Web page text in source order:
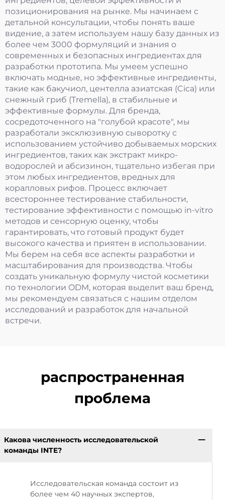
позиционирования на рынке. Мы начинаем с
детальной консультации, чтобы понять ваше
видение, а затем используем нашу базу данных из
более чем 3000 формуляций и знания о
современных и безопасных ингредиентах для
разработки прототипа. Мы умеем успешно
включать модные, но эффективные ингредиенты,
такие как бакучиол, центелла азиатская (Cica) или
снежный гриб (Tremella), в стабильные и
эффективные формулы. Для бренда,
сосредоточенного на "голубой красоте", мы
разработали эксклюзивную сыворотку с
использованием устойчиво добываемых морских
ингредиентов, таких как экстракт микро-
водорослей и абсизинон, тщательно избегая при
этом любых ингредиентов, вредных для
коралловых рифов. Процесс включает
всестороннее тестирование стабильности,
тестирование эффективности с помощью in-vitro
методов и сенсорную оценку, чтобы
гарантировать, что готовый продукт будет
высокого качества и приятен в использовании.
Мы берем на себя все аспекты разработки и
масштабирования для производства. Чтобы
создать уникальную формулу чистой косметики
по технологии ODM, которая выделит ваш бренд,
мы рекомендуем связаться с нашим отделом
исследований и разработок для начальной
встречи.
распространенная
проблема
Какова численность исследовательской
команды INTE?
Исследовательская команда состоит из
более чем 40 научных экспертов,